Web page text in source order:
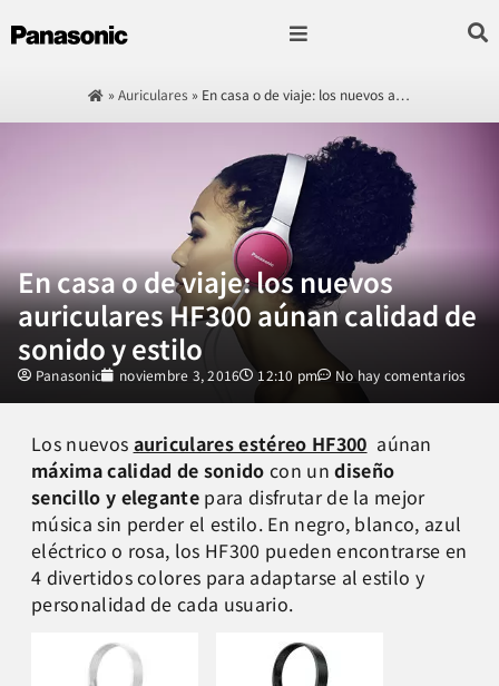
»Auriculares » En casa o de viaje: los nuevos a…
En casa o de viaje: los nuevos
auriculares HF300 aúnan calidad de
sonido y estilo
Panasonic noviembre 3, 2016 12:10 pm No hay comentarios
Los nuevos auriculares estéreo HF300 aúnan
máxima calidad de sonido con undiseño
sencillo y elegante para disfrutar de la mejor
música sin perder el estilo. En negro, blanco, azul
eléctrico o rosa, los HF300 pueden encontrarse en
4 divertidos colores para adaptarse al estilo y
personalidad de cada usuario.